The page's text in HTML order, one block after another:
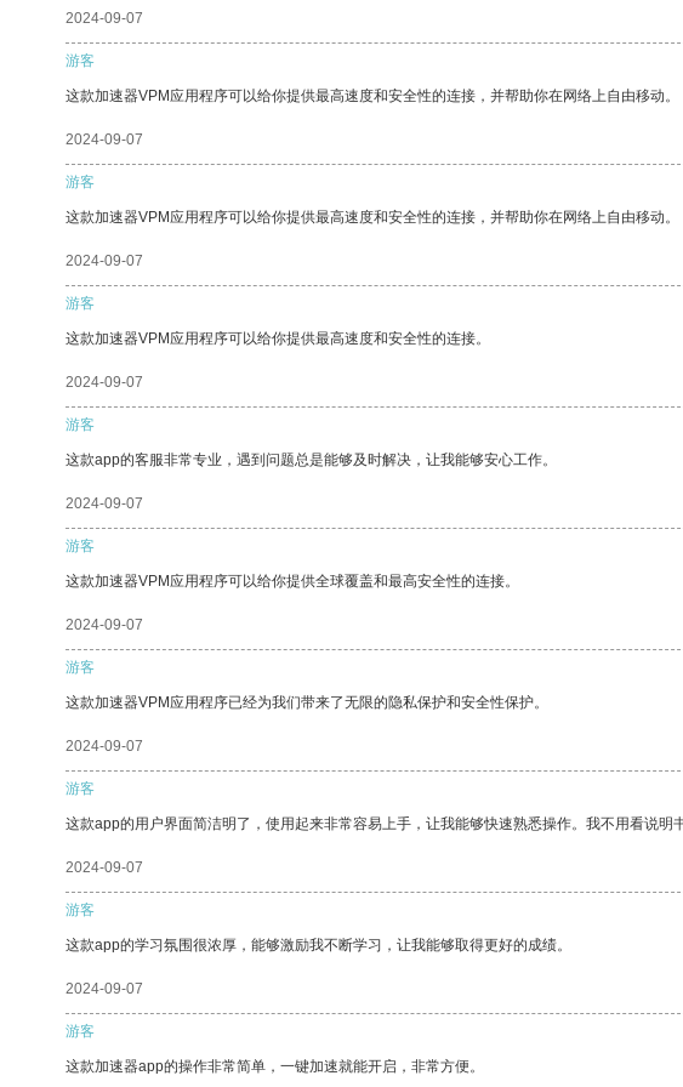
2024-09-07
游客
这款加速器VPM应用程序可以给你提供最高速度和安全性的连接，并帮助你在网络上自由移动。
2024-09-07
游客
这款加速器VPM应用程序可以给你提供最高速度和安全性的连接，并帮助你在网络上自由移动。
2024-09-07
游客
这款加速器VPM应用程序可以给你提供最高速度和安全性的连接。
2024-09-07
游客
这款app的客服非常专业，遇到问题总是能够及时解决，让我能够安心工作。
2024-09-07
游客
这款加速器VPM应用程序可以给你提供全球覆盖和最高安全性的连接。
2024-09-07
游客
这款加速器VPM应用程序已经为我们带来了无限的隐私保护和安全性保护。
2024-09-07
游客
这款app的用户界面简洁明了，使用起来非常容易上手，让我能够快速熟悉操作。我不用看说明
2024-09-07
游客
这款app的学习氛围很浓厚，能够激励我不断学习，让我能够取得更好的成绩。
2024-09-07
游客
这款加速器app的操作非常简单，一键加速就能开启，非常方便。